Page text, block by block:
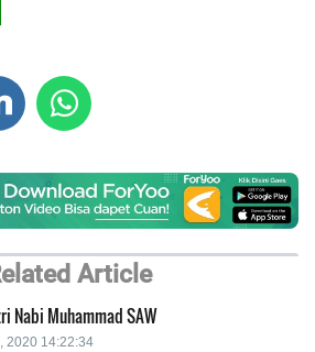
Article
Nabi Muhammad SAW
2020 14:22:34